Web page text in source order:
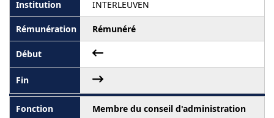
INTERLEUVEN
Rémunéré
Membre du conseil d'administration